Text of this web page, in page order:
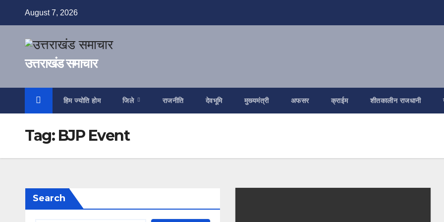
August 7, 2026
उत्तराखंड समाचार
हिम ज्योति होम जिले राजनीति देवभूमि मुख्यमंत्री अफसर क्राईम शीतकालीन राजधानी
Tag: BJP Event
Search